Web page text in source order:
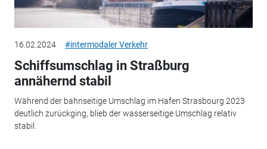
16.02.2024 #intermodaler Verkehr
Schiffsumschlag in Straßburg
annähernd stabil
Während der bahnseitige Umschlag im Hafen Strasbourg 2023
deutlich zurückging, blieb der wasserseitige Umschlag relativ
stabil.